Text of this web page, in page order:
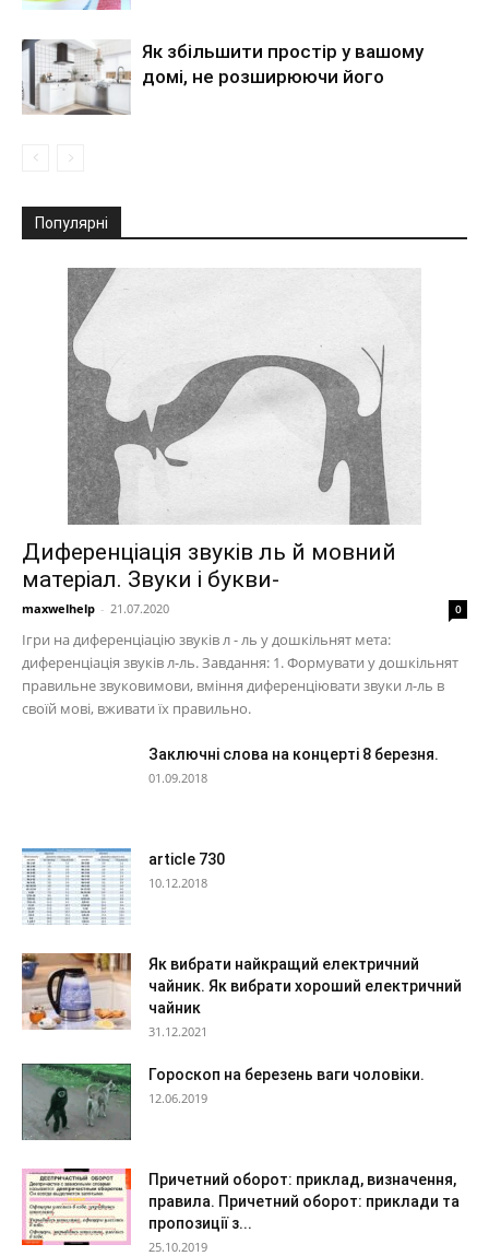
Як збільшити простір у вашому
домі, не розширюючи його
Популярні
Диференціація звуків ль й мовний
матеріал. Звуки і букви-
maxwelhelp - 21.07.2020 0
Ігри на диференціацію звуків л - ль у дошкільнят мета:
диференціація звуків л-ль. Завдання: 1. Формувати у дошкільнят
правильне звуковимови, вміння диференціювати звуки л-ль в
своїй мові, вживати їх правильно.
Заключні слова на концерті 8 березня.
01.09.2018
article 730
10.12.2018
Як вибрати найкращий електричний
чайник. Як вибрати хороший електричний
чайник
31.12.2021
Гороскоп на березень ваги чоловіки.
12.06.2019
Причетний оборот: приклад, визначення,
правила. Причетний оборот: приклади та
пропозиції з...
25.10.2019